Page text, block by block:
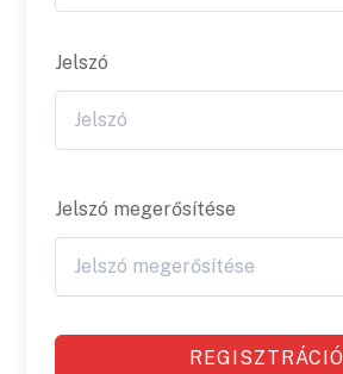
Jelszó
Jelszó megerősítése
REGISZTRÁCIÓ